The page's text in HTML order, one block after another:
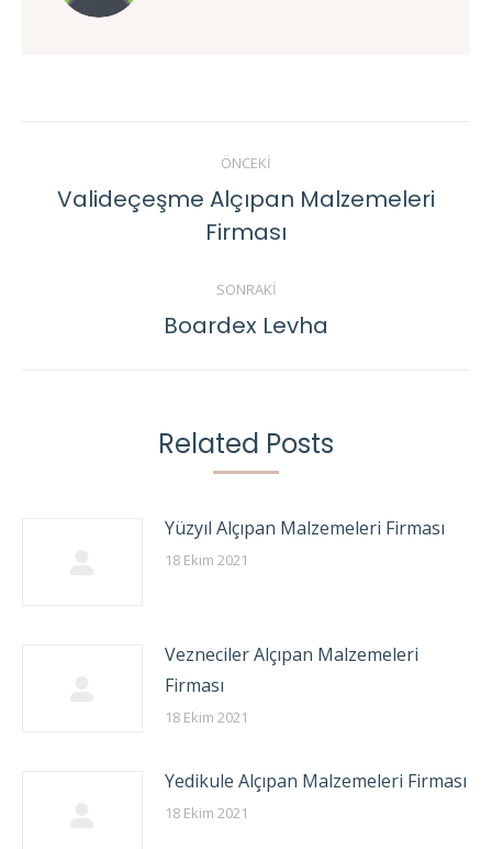
navigation
ÖNCEKI
Previous
post:
Valideçeşme Alçıpan Malzemeleri
Firması
SONRAKI
Next
Boardex Levha
Related Posts
Yüzyıl Alçıpan Malzemeleri Firması
18 Ekim 2021
Vezneciler Alçıpan Malzemeleri
Firması
18 Ekim 2021
Yedikule Alçıpan Malzemeleri Firması
18 Ekim 2021